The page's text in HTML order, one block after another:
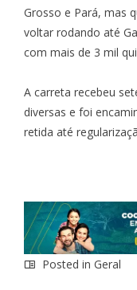
Grosso e Pará, mas
voltar rodando até
com mais de 3 mil
A carreta recebeu
diversas e foi
retida até
Posted in Geral